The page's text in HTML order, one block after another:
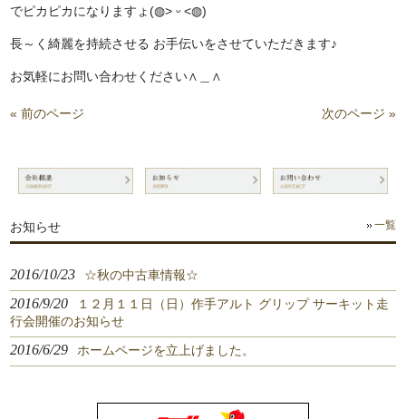
でピカピカになりますょ‎(◍˃ ᵕ ˂◍)
長～く綺麗を持続させる お手伝いをさせていただきます♪
お気軽にお問い合わせください∧＿∧
« 前のページ 次のページ »
お知らせ 一覧
2016/10/23 ☆秋の中古車情報☆
2016/9/20
１２月１１日（日）作手アルト グリップ サーキット走
行会開催のお知らせ
2016/6/29 ホームページを立上げました。